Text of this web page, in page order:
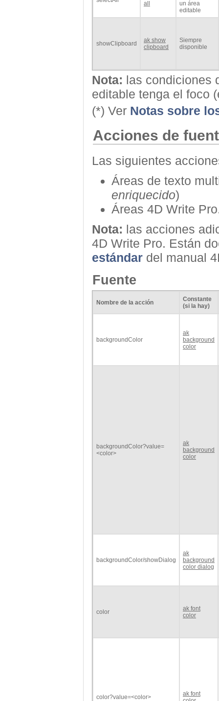
all
un área
editable
showClipboard
ak show
clipboard
Siempre
disponible
Nota: las condiciones
editable tenga el foco
(*) Ver Notas sobre
Acciones de
Las siguientes
Áreas de texto
enriquecido)
Áreas 4D Write
Nota: las acciones
4D Write Pro. Están
estándar del manual
Fuente
Nombre de la acción
Constante
(si la hay)
backgroundColor
ak
background
color
backgroundColor?value=
<color>
ak
background
color
backgroundColor/showDialog
ak
background
color dialog
color
ak font
color
color?value=<color>
ak font